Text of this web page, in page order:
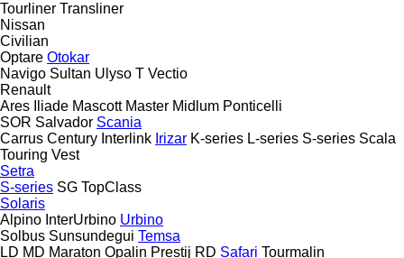
Tourliner Transliner
Nissan
Civilian
Optare Otokar
Navigo Sultan Ulyso T Vectio
Renault
Ares
Iliade Mascott Master Midlum Ponticelli
SOR Salvador Scania
Carrus Century Interlink Irizar K-series L-series S-series Scala
Touring Vest
Setra
S-series SG TopClass
Solaris
Alpino InterUrbino Urbino
Solbus Sunsundegui Temsa
LD MD Maraton Opalin Prestij RD Safari Tourmalin